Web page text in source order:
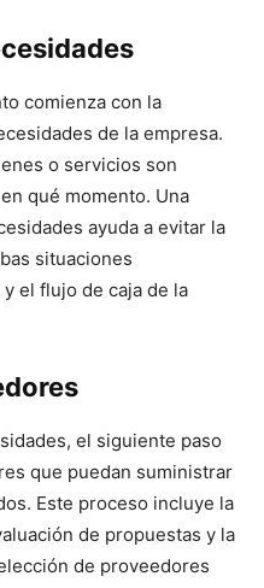
comienza con la
de la empresa.
o servicios son
qué momento. Una
ayuda a evitar la
situaciones
el flujo de caja de la
el siguiente paso
que puedan suministrar
Este proceso incluye la
de propuestas y la
de proveedores